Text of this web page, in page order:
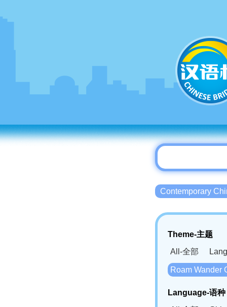
Contemporary
Theme-主题
All-全部
Roam Wander
Language-语种